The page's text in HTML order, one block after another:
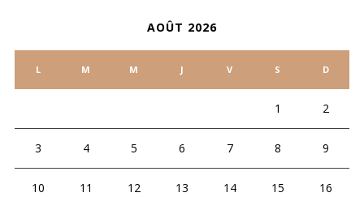
AOÛT 2026
L M M J V S D
1 2
3 4 5 6 7 8 9
10 11 12 13 14 15 16